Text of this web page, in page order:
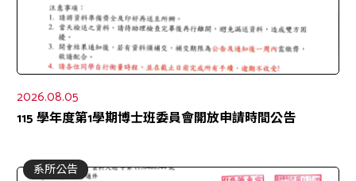
2026.08.05
115 學年度第1學期博士班委員會開放申請時間公告
系所公告